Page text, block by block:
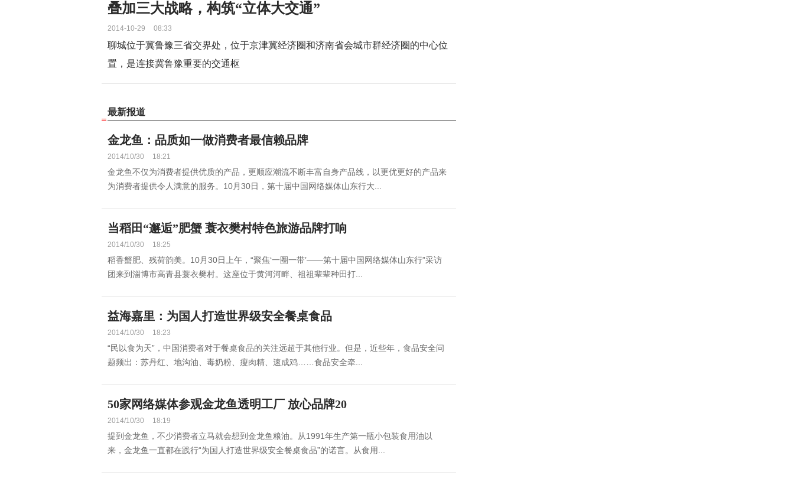
叠加三大战略，构筑“立体大交通”
2014-10-29 08:33
聊城位于冀鲁豫三省交界处，位于京津冀经济圈和济南省会城市群经济圈的中心位
置，是连接冀鲁豫重要的交通枢
最新报道
金龙鱼：品质如一做消费者最信赖品牌
2014/10/30 18:21
金龙鱼不仅为消费者提供优质的产品，更顺应潮流不断丰富自身产品线，以更优更好的产品来
为消费者提供令人满意的服务。10月30日，第十届中国网络媒体山东行大...
当稻田“邂逅”肥蟹 蓑衣樊村特色旅游品牌打响
2014/10/30 18:25
稻香蟹肥、残荷韵美。10月30日上午，“聚焦‘一圈一带’——第十届中国网络媒体山东行”采访
团来到淄博市高青县蓑衣樊村。这座位于黄河河畔、祖祖辈辈种田打...
益海嘉里：为国人打造世界级安全餐桌食品
2014/10/30 18:23
“民以食为天”，中国消费者对于餐桌食品的关注远超于其他行业。但是，近些年，食品安全问
题频出：苏丹红、地沟油、毒奶粉、瘦肉精、速成鸡……食品安全牵...
50家网络媒体参观金龙鱼透明工厂 放心品牌20
2014/10/30 18:19
提到金龙鱼，不少消费者立马就会想到金龙鱼粮油。从1991年生产第一瓶小包装食用油以
来，金龙鱼一直都在践行“为国人打造世界级安全餐桌食品”的诺言。从食用...